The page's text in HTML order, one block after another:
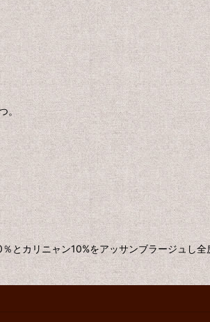
。
とカリニャン10%をアッサンブラージュし